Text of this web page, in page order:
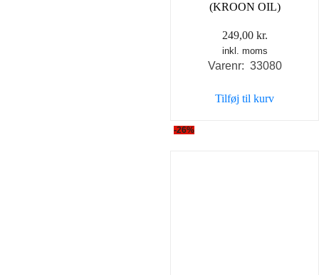
(KROON OIL)
249,00 kr.
inkl. moms
Varenr: 33080
Tilføj til kurv
-26%